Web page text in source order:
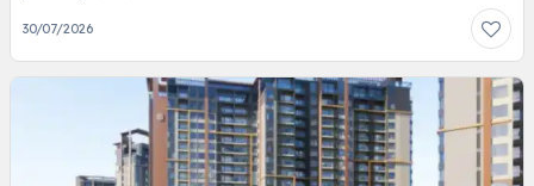
30/07/2026